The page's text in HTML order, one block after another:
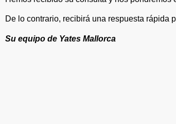
De lo contrario, recibirá una respuesta rápida
Su equipo de Yates Mallorca